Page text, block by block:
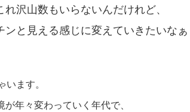
沢山数もいらないんだけれど、
と見える感じに変えていきたいなぁ
ます。
年々変わっていく年代で、